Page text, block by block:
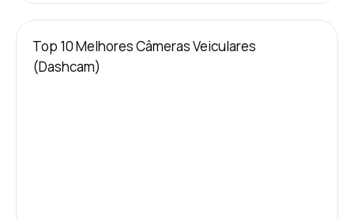
Top 10 Melhores Câmeras Veiculares
(Dashcam)